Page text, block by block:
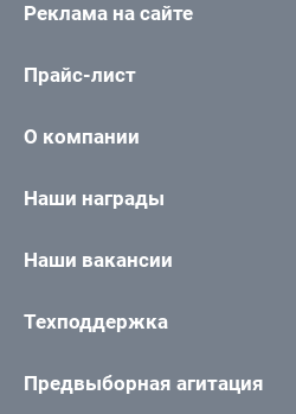
Реклама на сайте
Прайс-лист
О компании
Наши награды
Наши вакансии
Техподдержка
Предвыборная агитация